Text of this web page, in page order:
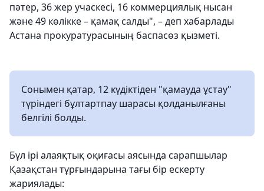
пәтер, 36 жер учаскесі, 16 коммерциялық нысан
және 49 көлікке – қамақ салды", – деп хабарлады
Астана прокуратурасының баспасөз қызметі.
Сонымен қатар, 12 күдіктіден "қамауда ұстау"
түріндегі бұлтартпау шарасы қолданылғаны
белгілі болды.
Бұл ірі алаяқтық оқиғасы аясында сарапшылар
Қазақстан тұрғындарына тағы бір ескерту
жариялады: